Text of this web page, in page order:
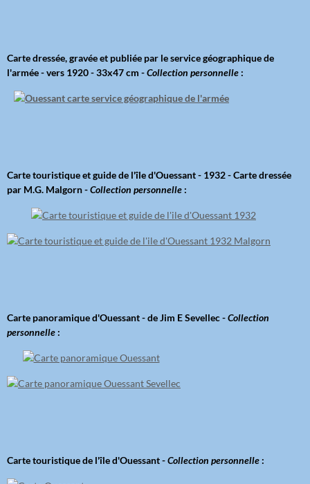
Carte dressée, gravée et publiée par le service géographique de
l'armée - vers 1920 - 33x47 cm -Collection personnelle :
Carte touristique et guide de l'île d'Ouessant - 1932 - Carte dressée
par M.G. Malgorn -Collection personnelle :
Carte panoramique d'Ouessant - de Jim E Sevellec -Collection
personnelle :
Carte touristique de l'île d'Ouessant -Collection personnelle :